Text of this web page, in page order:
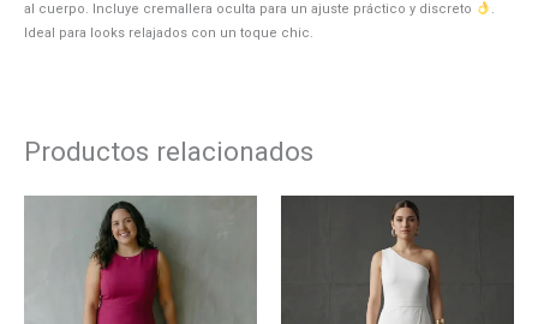
al cuerpo. Incluye cremallera oculta para un ajuste práctico y discreto
.
Ideal para looks relajados con un toque chic.
Productos relacionados